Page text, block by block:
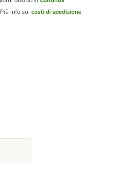
Più info sui costi di spedizione